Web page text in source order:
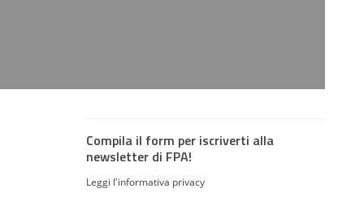
Compila il form per iscriverti alla
newsletter di FPA!
Leggi l'informativa privacy